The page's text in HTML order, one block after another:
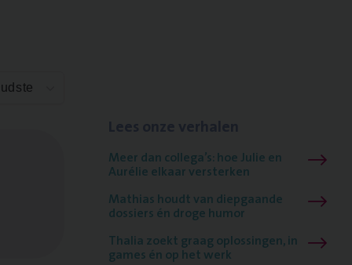
Meer dan collega’s: hoe Julie en
Aurélie elkaar versterken
Mathias houdt van diepgaande
dossiers én droge humor
Thalia zoekt graag oplossingen, in
games én op het werk